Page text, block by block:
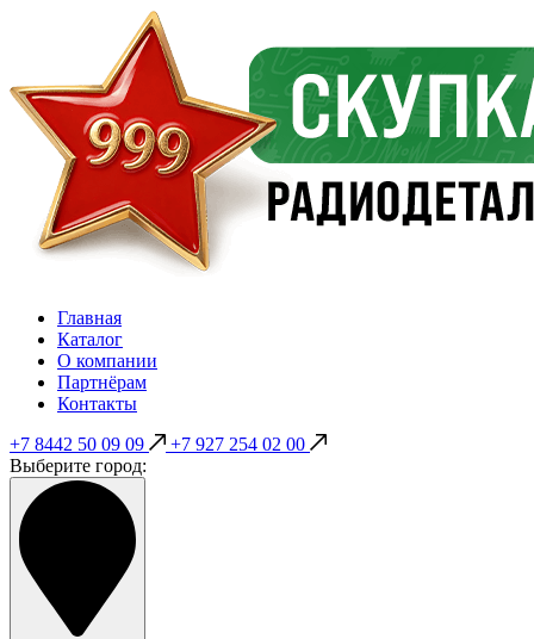
Главная
Каталог
О компании
Партнёрам
Контакты
+7 8442 50 09 09
+7 927 254 02 00
Выберите город: